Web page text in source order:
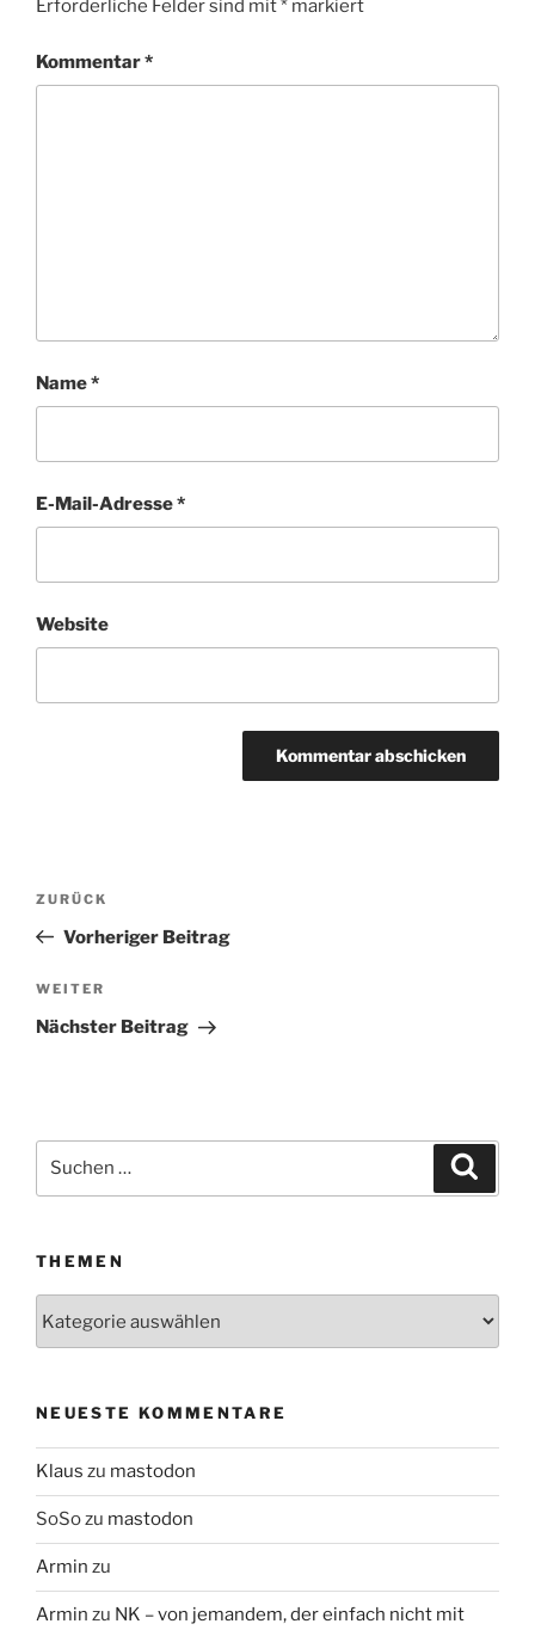
Erforderliche Felder sind mit* markiert
Kommentar*
Name*
E-Mail-Adresse*
Website
Beitragsnavigation
Vorheriger
Beitrag
ZURÜCK
Vorheriger Beitrag
Nächster
Beitrag
WEITER
Nächster Beitrag
Suchen
THEMEN
NEUESTE KOMMENTARE
Klaus zu mastodon
SoSozu mastodon
Armin zu
Armin zu NK – von jemandem, der einfach nicht mit